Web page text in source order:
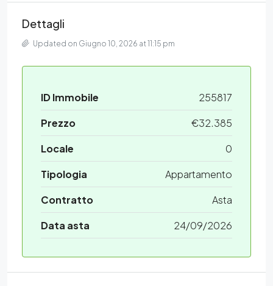
Dettagli
Updated on Giugno 10, 2026 at 11:15 pm
ID Immobile
255817
Prezzo
€32.385
Locale
0
Tipologia
Appartamento
Contratto
Asta
Data asta
24/09/2026